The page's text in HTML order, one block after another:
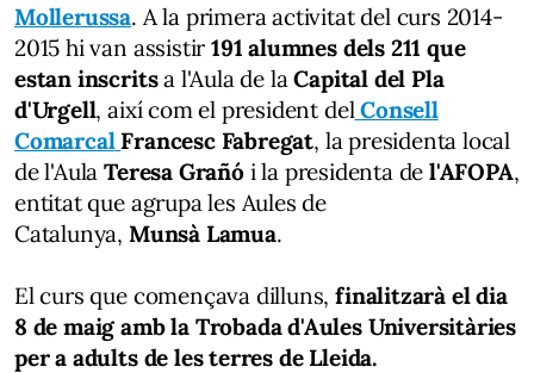
Mollerussa. A la primera activitat del curs 2014-
2015 hi van assistir191 alumnes dels 211 que
estan inscritsa l'Aula de laCapital del Pla
d'Urgell, així com el president del Consell
Comarcal Francesc Fabregat, la presidenta local
de l'AulaTeresa Grañó i la presidenta de l'AFOPA,
entitat que agrupa les Aules de
Catalunya, Munsà Lamua.
El curs que començava dilluns, finalitzarà el dia
8 de maig amb la Trobada d'Aules Universitàries
per a adults de les terres de Lleida.